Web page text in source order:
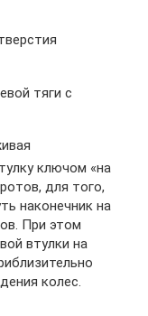
тяги с
ключом «на
для того,
наконечник на
При этом
втулки на
колес.